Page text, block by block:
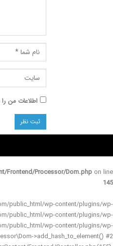
اطلاعات من
Frontend/Processor/Dom.php on line
145
public_html/wp-content/plugins/wp-
public_html/wp-content/plugins/wp-
public_html/wp-content/plugins/wp-
>add_hash_to_element() #2